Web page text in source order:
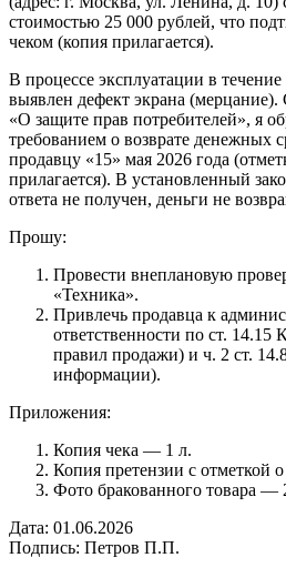
стоимостью 25 000 рублей, что
чеком (копия прилагается).
В процессе эксплуатации в
выявлен дефект экрана (мерцание).
«О защите прав потребителей», я
требованием о возврате денежных
продавцу «15» мая 2026 года
прилагается). В установленный
ответа не получен, деньги не
Прошу:
Провести внеплановую
«Техника».
Привлечь продавца к
ответственности по ст.
правил продажи) и ч. 2 ст.
информации).
Приложения:
Копия чека — 1 л.
Копия претензии с отметкой
Фото бракованного товара —
Дата: 01.06.2026
Подпись: Петров П.П.